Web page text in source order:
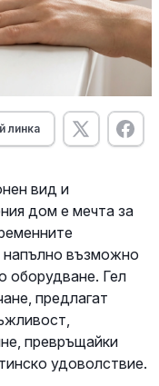
линка
вид и
дом е мечта за
напълно възможно
оборудване. Гел
предлагат
превръщайки
удоволствие.